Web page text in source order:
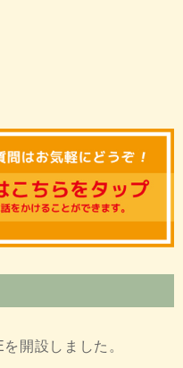
開設しました。